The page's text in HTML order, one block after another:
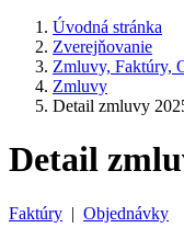
Úvodná stránka
Zverejňovanie
Zmluvy, Faktúry,
Zmluvy
Detail zmluvy
Detail
Faktúry | Objednávky